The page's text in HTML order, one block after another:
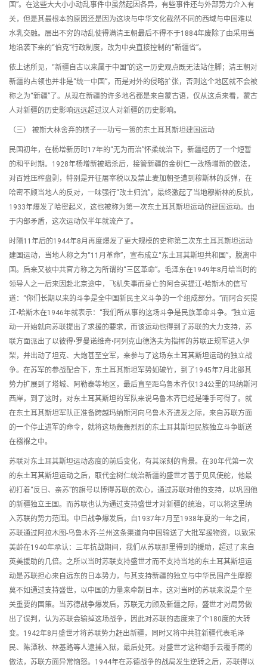
国”。在这些大大小小动乱事件中虽然起因各异，有些事件还与外部势力介入有
关，但是其最根本的原因还是因为这块与中华文化截然不同的西域与中国难以
水乳交融。层出不穷的动乱使得满清王朝最后不得不于1884年废除了由采用当
地沿袭下来的“伯克”行政制度，改为中央直接控制的“新疆省”。
依上述所见，“新疆自古以来属于中国”的这一历史观点既无法站住脚；清王朝对
新疆的占领也并非是“统一中国”，而是对外的侵略扩张，否则这个地区就不会被
称之为“新疆”了。从现在新疆的许多地名都是来自蒙古语，仅从这点来看，蒙古
人对新疆的历史影响远远超过汉人对新疆的历史影响。
（三） 被斯大林舍弃的棋子——功亏一篑的东土耳其斯坦建国运动
民国初年，在杨增新历时17年的“无为而治”怀柔统治下，新疆经历了一个短暂
的和平时期。1928年杨增新被暗杀后，接管新疆的金树仁一改杨增新的做法，
对百姓压榨盘剥，特别是开征屠宰税以及禁止麦加朝圣遭到穆斯林的反弹，在
哈密不顾当地人的反对，一味强行“改土归流”，最终激起了当地穆斯林的反抗，
1933年爆发了哈密起义，这也被称为第一次东土耳其斯坦运动的建国运动。由
于内部矛盾，这次运动仅半年就流产了。
时隔11年后的1944年8月再度爆发了更大规模的史称第二次东土耳其斯坦运动
建国运动，当地人称之为“11月革命”，宣布成立“东土耳其斯坦共和国”，脱离中
国。后来又被中共官方称之为所谓的“三区革命”。毛泽东在1949年8月给当时的
领导人之一后来因赴北京途中，飞机失事而身亡的阿合买提江•哈斯木的信写
道：“你们长期以来的斗争是全中国新民主义斗争的一个组成部分。”而阿合买提
江•哈斯木在1946年就表示：“我们所从事的这场斗争是民族革命斗争。”独立运
动一开始就向苏联提出了求援的要求，而该运动也得到了苏联的大力支持，苏
联方面派出了以彼得•罗曼诺维奇•阿列克山德洛夫为指挥的苏联正规军进入伊
梨，并出动了坦克、大炮甚至空军，来参与了这场东土耳其斯坦运动的独立战
争。在苏军的参战配合下，东土耳其斯坦军势如破竹，到了1945年7月北部其
势力扩展到了塔城、阿勒泰等地区，最后直至距乌鲁木齐仅134公里的玛纳斯河
西岸，到了这时，对东土耳其斯坦的军队来说乌鲁木齐已经是唾手可得了。就
在东土耳其斯坦军队正准备跨越玛纳斯河向乌鲁木齐进发之际，来自苏联方面
的一个停止进军的命令，就将这场轰轰烈烈的东土耳其斯坦民族独立斗争断送
在襁褓之中。
苏联对东土耳其斯坦运动态度的前后变化，有其深刻的背景。在30年代第一次
的东土耳其斯坦运动之后，取代金树仁统治新疆的盛世才善于见风使舵，他最
初打着“反日、亲苏”的旗号以博得苏联的欢心，通过苏联对他的支持，以巩固他
的新疆独立王国。而苏联也认为通过支持盛世才对新疆的统治，可以将这里纳
入苏联的势力范围。中日战争爆发后，自1937年7月至1938年夏的一年之间，
苏联通过阿拉木图-乌鲁木齐-兰州这条渠道向中国输送了大批军援物资，以致宋
美龄在1940年承认：三年抗战期间，我们从苏联那里得到的援助，超过了来自
英美援助的几倍。之所以当时苏联支持盛世才而不支持当地的东土耳其斯坦运
动是苏联担心来自远东的日本势力，与其支持新疆的独立与中华民国产生摩擦
莫不如通过支持盛世，以中国的力量来牵制日本，这对当时的苏联来说是个至
关重要的国策。当苏德战争爆发后，苏联无力顾及新疆之际，盛世才对局势做
出了误判，认为苏联会输掉这场战争，因此对苏联的态度来了个180度的大转
变。1942年8月盛世才将苏联势力赶出新疆，同时又将中共驻新疆代表毛泽
民、陈潭秋、林基路等人逮捕入狱，最后处死。对盛世才这种翻手云覆手雨的
做法，苏联方面异常恼怒。1944年在苏德战争的战局发生逆转之后，苏联得以